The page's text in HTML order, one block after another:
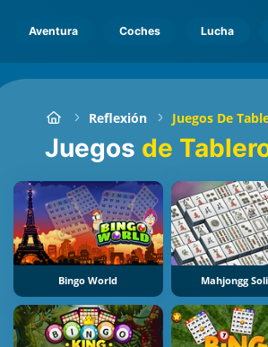
Aventura Coches Lucha
Reflexión Juegos De
Juegos de
Bingo World Mahjongg